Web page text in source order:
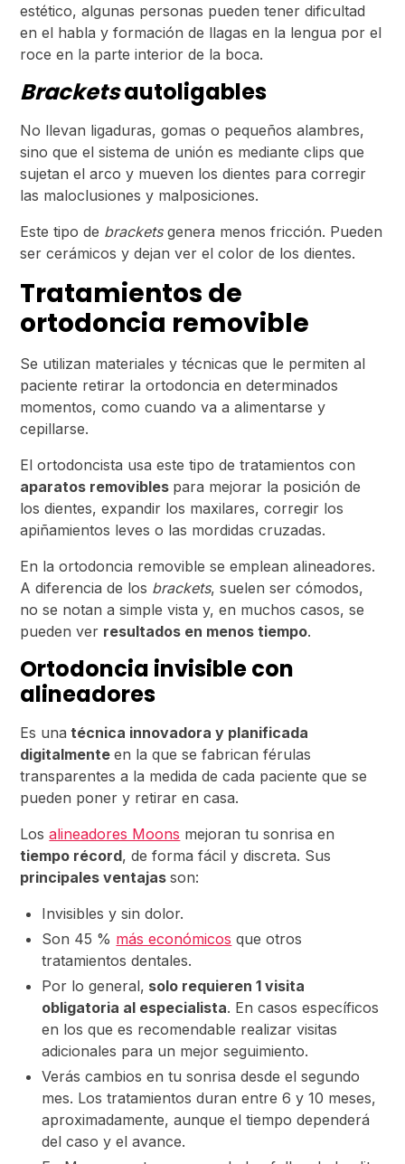
estético, algunas personas pueden tener dificultad
en el habla y formación de llagas en la lengua por el
roce en la parte interior de la boca.
Bracketsautoligables
No llevan ligaduras, gomas o pequeños alambres,
sino que el sistema de unión es mediante clips que
sujetan el arco y mueven los dientes para corregir
las maloclusiones y malposiciones.
Este tipo de bracketsgenera menos fricción. Pueden
ser cerámicos y dejan ver el color de los dientes.
Tratamientos de
ortodoncia removible
Se utilizan materiales y técnicas que le permiten al
paciente retirar la ortodoncia en determinados
momentos, como cuando va a alimentarse y
cepillarse.
El ortodoncista usa este tipo de tratamientos con
aparatos removibles para mejorar la posición de
los dientes, expandir los maxilares, corregir los
apiñamientos leves o las mordidas cruzadas.
En la ortodoncia removible se emplean alineadores.
A diferencia de los brackets, suelen ser cómodos,
no se notan a simple vista y, en muchos casos, se
pueden ver resultados en menos tiempo.
Ortodoncia invisible con
alineadores
Es una técnica innovadora y planificada
digitalmenteen la que se fabrican férulas
transparentes a la medida de cada paciente que se
pueden poner y retirar en casa.
Losalineadores Moons mejoran tu sonrisa en
tiempo récord, de forma fácil y discreta. Sus
principales ventajasson:
Invisibles y sin dolor.
Son 45 % más económicos que otros
tratamientos dentales.
Por lo general, solo requieren 1 visita
obligatoria al especialista. En casos específicos
en los que es recomendable realizar visitas
adicionales para un mejor seguimiento.
Verás cambios en tu sonrisa desde el segundo
mes. Los tratamientos duran entre 6 y 10 meses,
aproximadamente, aunque el tiempo dependerá
del caso y el avance.